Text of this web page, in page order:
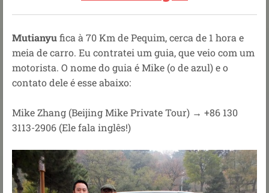
Mutianyufica à 70 Km de Pequim, cerca de 1 hora e
meia de carro. Eu contratei um guia, que veio com um
motorista. O nome do guia é Mike (o de azul) e o
contato dele é esse abaixo:
Mike Zhang (Beijing Mike Private Tour) → +86 130
3113-2906 (Ele fala inglês!)